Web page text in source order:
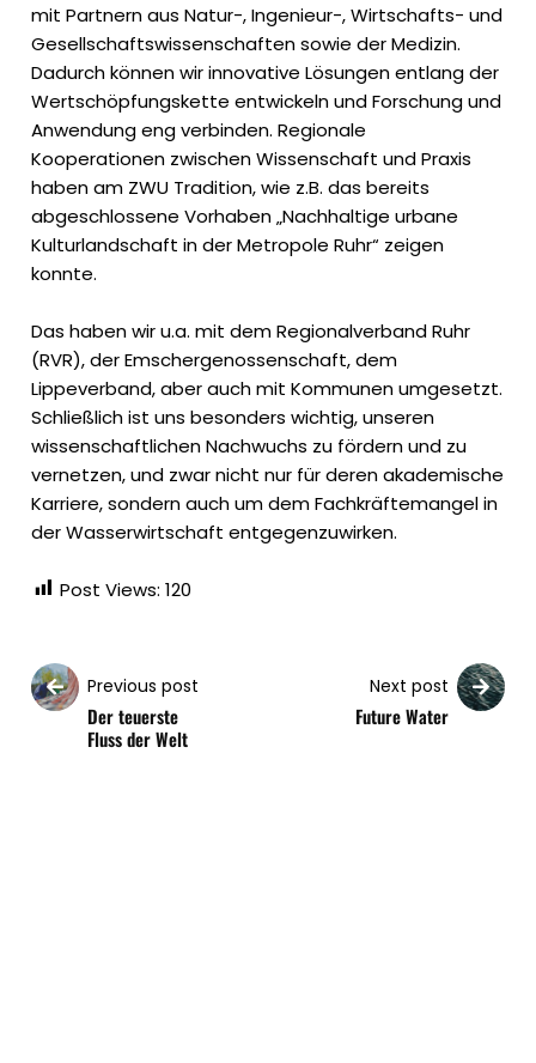
mit Partnern aus Natur-, Ingenieur-, Wirtschafts- und
Gesellschaftswissenschaften sowie der Medizin.
Dadurch können wir innovative Lösungen entlang der
Wertschöpfungskette entwickeln und Forschung und
Anwendung eng verbinden. Regionale
Kooperationen zwischen Wissenschaft und Praxis
haben am ZWU Tradition, wie z.B. das bereits
abgeschlossene Vorhaben „Nachhaltige urbane
Kulturlandschaft in der Metropole Ruhr“ zeigen
konnte.
Das haben wir u.a. mit dem Regionalverband Ruhr
(RVR), der Emschergenossenschaft, dem
Lippeverband, aber auch mit Kommunen umgesetzt.
Schließlich ist uns besonders wichtig, unseren
wissenschaftlichen Nachwuchs zu fördern und zu
vernetzen, und zwar nicht nur für deren akademische
Karriere, sondern auch um dem Fachkräftemangel in
der Wasserwirtschaft entgegenzuwirken.
Post Views: 120
Previous post
Der teuerste
Fluss der Welt
Next post
Future Water